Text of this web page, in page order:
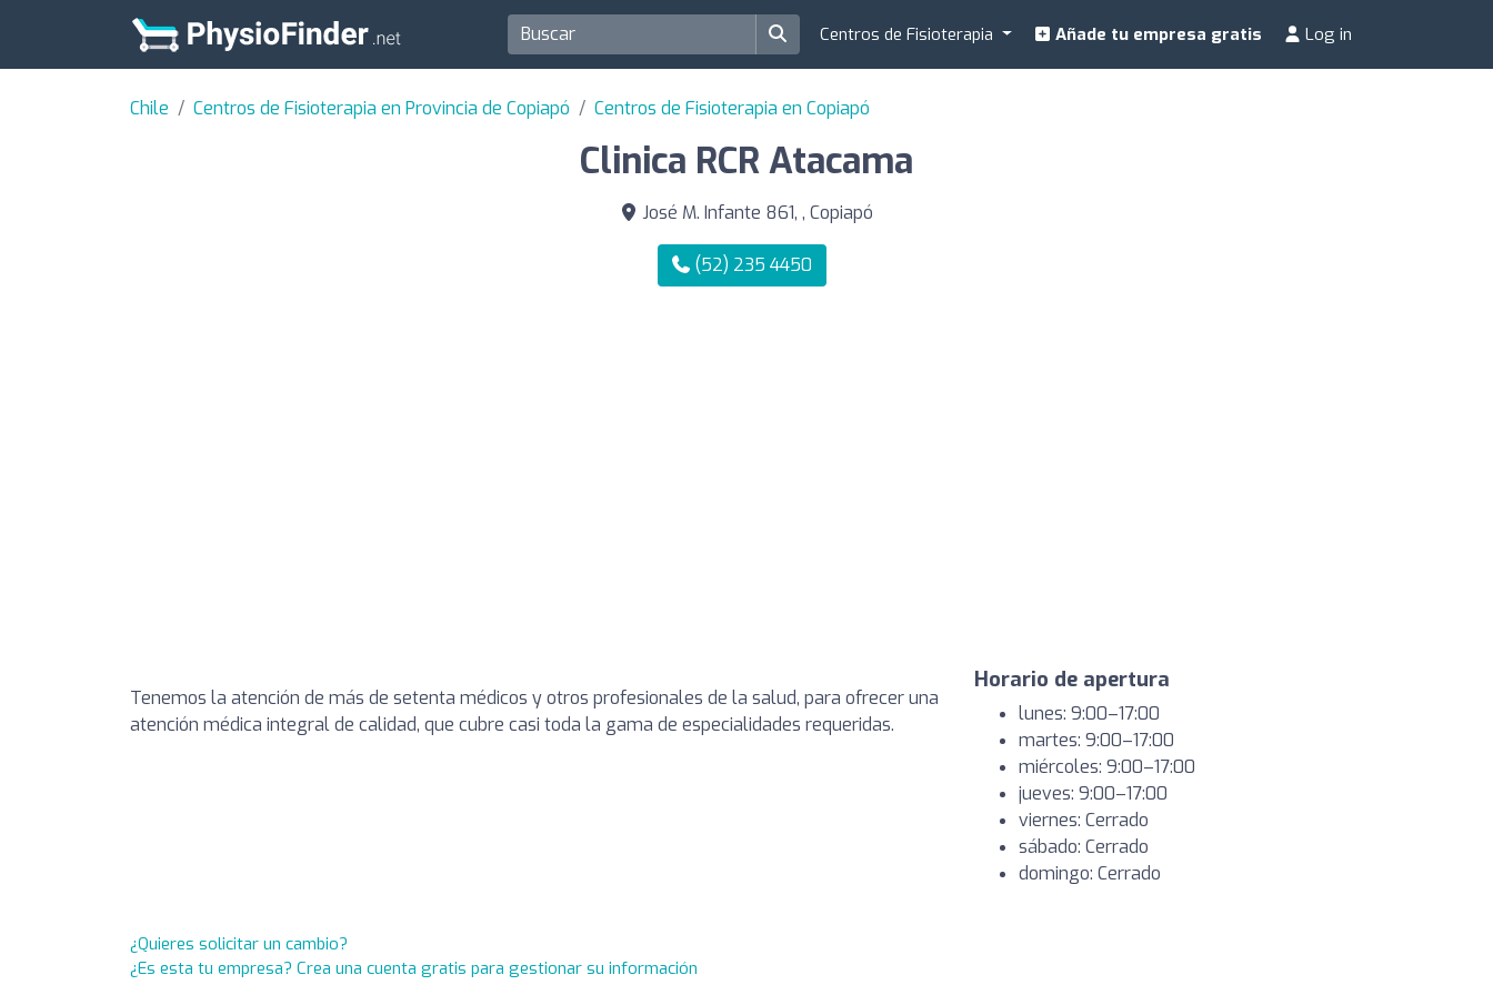
Centros de Fisioterapia Añade tu empresa gratis Log in
Chile Centros de Fisioterapia en Provincia de Copiapó Centros de Fisioterapia en Copiapó
Clinica RCR Atacama
José M. Infante 861, , Copiapó
(52) 235 4450
Tenemos la atención de más de setenta médicos y otros profesionales de la salud, para ofrecer una
atención médica integral de calidad, que cubre casi toda la gama de especialidades requeridas.
Horario de apertura
lunes: 9:00–17:00
martes: 9:00–17:00
miércoles: 9:00–17:00
jueves: 9:00–17:00
viernes: Cerrado
sábado: Cerrado
domingo: Cerrado
¿Quieres solicitar un cambio?
¿Es esta tu empresa? Crea una cuenta gratis para gestionar su información